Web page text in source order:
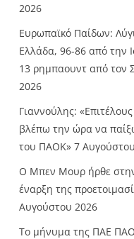
2026
Ευρωπαϊκό Παίδων:
Ελλάδα, 96-86 από την
13 ρημπαουντ από τον
2026
Γιαννούλης:
βλέπω την ώρα να
του ΠΑΟΚ» 7
O Mπεν Μουρ ήρθε
έναρξη της
Αυγούστου 2026
Το μήνυμα της ΠΑΕ